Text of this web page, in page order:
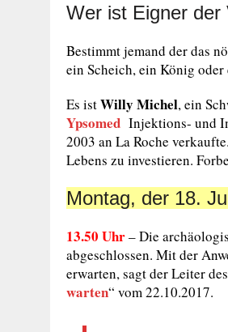
Wer ist Eigner der
Bestimmt jemand der das
ein Scheich, ein König
Es istWilly Michel, ein
Ypsomed Injektions- und
2003 an La Roche
Lebens zu investieren.
Montag, der 18.
13.50 Uhr–Die
abgeschlossen. Mit der
erwarten, sagt der Leiter
warten“ vom 22.10.2017.